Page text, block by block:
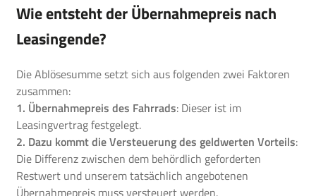
Wie entsteht der Übernahmepreis nach
Leasingende?
Die Ablösesumme setzt sich aus folgenden zwei Faktoren
zusammen:
1. Übernahmepreis des Fahrrads: Dieser ist im
Leasingvertrag festgelegt.
2. Dazu kommt die Versteuerung des geldwerten Vorteils:
Die Differenz zwischen dem behördlich geforderten
Restwert und unserem tatsächlich angebotenen
Übernahmepreis muss versteuert werden.